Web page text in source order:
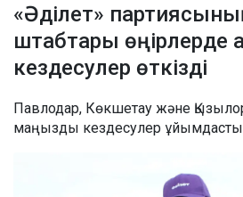
«Әділет»
штабтары
кездесулер өткізді
Павлодар, Көкшетау және
маңызды кездесулер